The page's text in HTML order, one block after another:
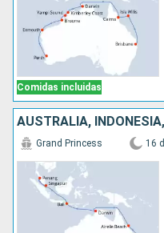
Comidas incluidas
Grand Princess 16 d